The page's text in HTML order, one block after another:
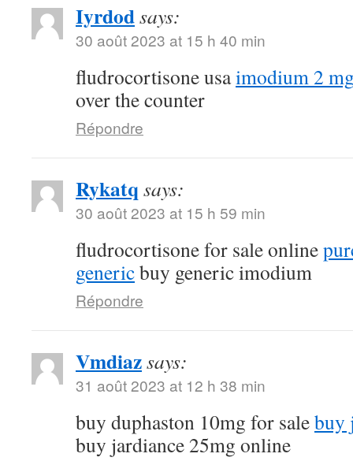
Iyrdodsays:
30 août 2023 at 15 h 40 min
fludrocortisone usaimodium 2
over the counter
Répondre
Rykatq says:
30 août 2023 at 15 h 59 min
fludrocortisone for sale online
genericbuy generic imodium
Répondre
Vmdiazsays:
31 août 2023 at 12 h 38 min
buy duphaston 10mg for salebuy
buy jardiance 25mg online